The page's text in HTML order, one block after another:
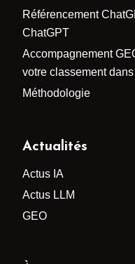
Référencement
ChatGPT
Accompagnement
votre classement
Méthodologie
Actualités
Actus IA
Actus LLM
GEO